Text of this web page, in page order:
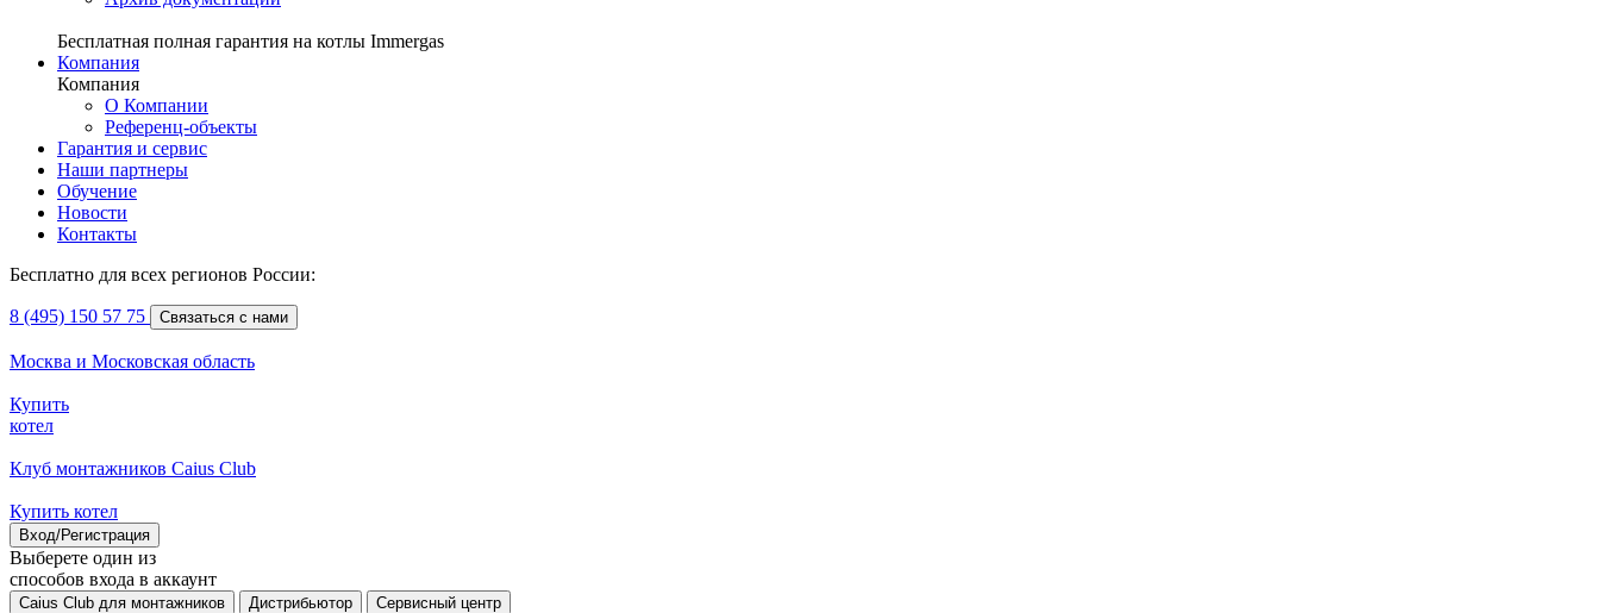
Бесплатная полная гарантия на котлы Immergas
Компания
Компания
О Компании
Референц-объекты
Гарантия и сервис
Наши партнеры
Обучение
Новости
Контакты
Бесплатно для всех регионов России:
8 (495) 150 57 75 Связаться с нами
Москва и Московская область
Купить
котел
Клуб монтажников Caius Club
Купить котел
Вход/Регистрация
Выберете один из
способов входа в аккаунт
Caius Club для монтажников Дистрибьютор Сервисный центр